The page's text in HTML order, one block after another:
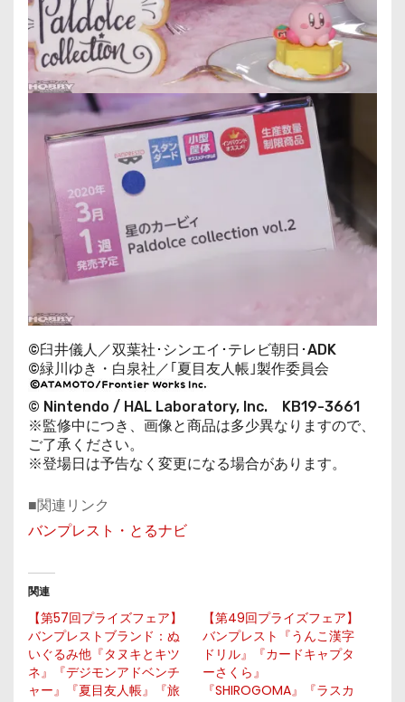
©臼井儀人／双葉社･シンエイ･テレビ朝日･ADK
©緑川ゆき・白泉社／｢夏目友人帳｣製作委員会
© Nintendo / HAL Laboratory, Inc. KB19-3661
※監修中につき、画像と商品は多少異なりますので、
ご了承ください。
※登場日は予告なく変更になる場合があります。
■関連リンク
バンプレスト・とるナビ
関連
【第57回プライズフェア】
バンプレストブランド：ぬ
いぐるみ他『タヌキとキツ
ネ』『デジモンアドベンチ
ャー』『夏目友人帳』『旅
【第49回プライズフェア】
バンプレスト『うんこ漢字
ドリル』『カードキャプタ
ーさくら』
『SHIROGOMA』『ラスカ